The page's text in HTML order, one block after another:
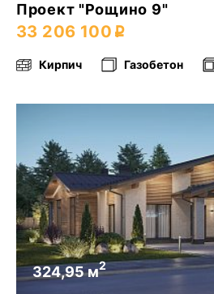
Проект "Рощино 9"
33 206 100
Кирпич Газобетон
324,95 м2